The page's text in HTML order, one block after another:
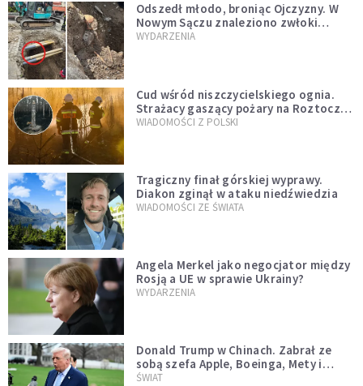
Odszedł młodo, broniąc Ojczyzny. W
Nowym Sączu znaleziono zwłoki
mężczyzny z czasów potopu
WYDARZENIA
Cud wśród niszczycielskiego ognia.
Strażacy gaszący pożary na Roztoczu
opublikowali niezwykłe zdjęcie
WIADOMOŚCI Z POLSKI
Tragiczny finał górskiej wyprawy.
Diakon zginął w ataku niedźwiedzia
WIADOMOŚCI ZE ŚWIATA
Angela Merkel jako negocjator między
Rosją a UE w sprawie Ukrainy?
WYDARZENIA
Donald Trump w Chinach. Zabrał ze
sobą szefa Apple, Boeinga, Mety i
Muska
ŚWIAT